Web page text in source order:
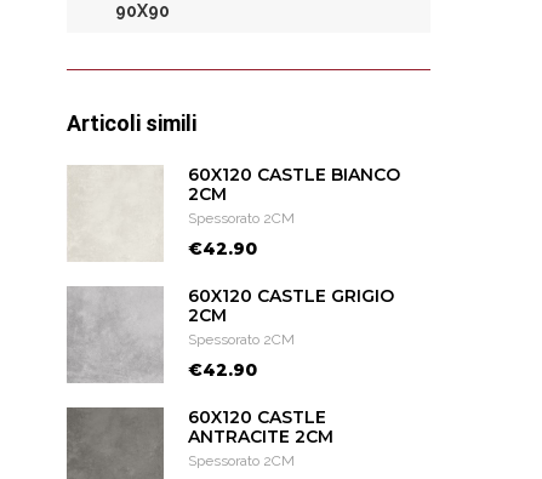
90X90
Articoli simili
60X120 CASTLE BIANCO
2CM
Spessorato 2CM
€42.90
60X120 CASTLE GRIGIO
2CM
Spessorato 2CM
€42.90
60X120 CASTLE
ANTRACITE 2CM
Spessorato 2CM